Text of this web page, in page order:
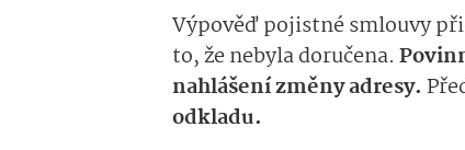
Výpověď pojistné smlouvy
to, že nebyla doručena.
nahlášení změny adresy.
odkladu.